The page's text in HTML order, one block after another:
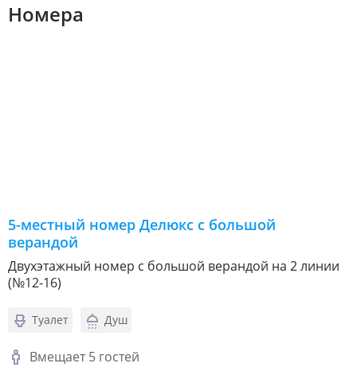
Номера
5-местный номер Делюкс с большой
верандой
Двухэтажный номер с большой верандой на 2 линии
(№12-16)
Туалет Душ
Вмещает 5 гостей